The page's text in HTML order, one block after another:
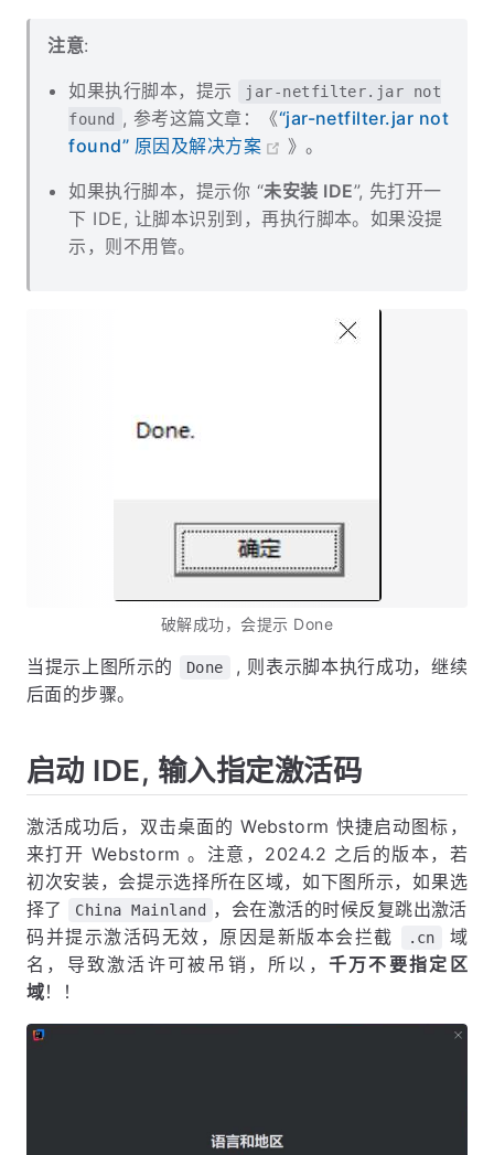
注意:
如果执行脚本，提示
jar-netfilter.jar not
found
, 参考这篇文章：《“jar-netfilter.jar not
found” 原因及解决方案
》。
如果执行脚本，提示你 “未安装 IDE”, 先打开一
下 IDE, 让脚本识别到，再执行脚本。如果没提
示，则不用管。
破解成功，会提示 Done
当提示上图所示的 Done
, 则表示脚本执行成功，继续
后面的步骤。
启动 IDE, 输入指定激活码
激活成功后，双击桌面的 Webstorm 快捷启动图标，
来打开 Webstorm 。注意，2024.2 之后的版本，若
初次安装，会提示选择所在区域，如下图所示，如果选
择了
China Mainland
，会在激活的时候反复跳出激活
码并提示激活码无效，原因是新版本会拦截
.cn
域
名，导致激活许可被吊销，所以， 千万不要指定区
域！！